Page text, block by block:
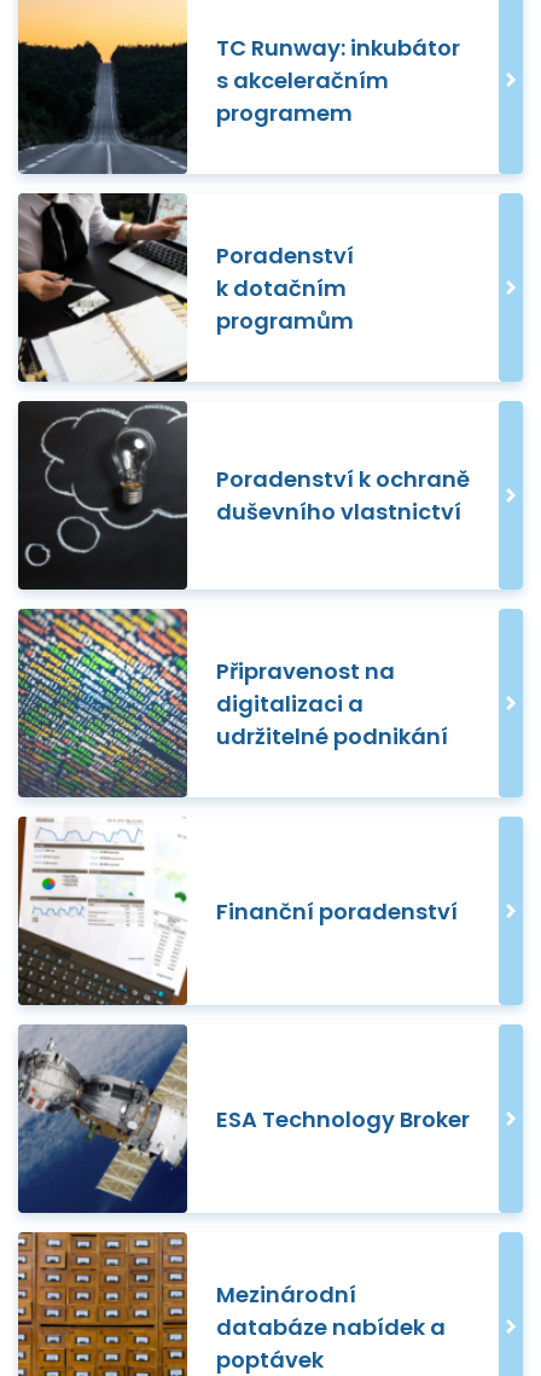
TC Runway: inkubátor
s akceleračním
programem
Poradenství
k dotačním
programům
Poradenství k ochraně
duševního vlastnictví
Připravenost na
digitalizaci a
udržitelné podnikání
Finanční poradenství
ESA Technology Broker
Mezinárodní
databáze nabídek a
poptávek